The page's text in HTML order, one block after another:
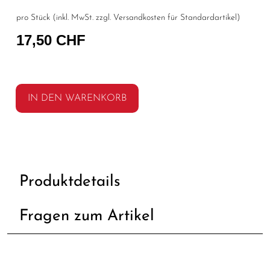
pro Stück (inkl. MwSt. zzgl. Versandkosten für Standardartikel )
17,50 CHF
IN DEN WARENKORB
Produktdetails
Fragen zum Artikel